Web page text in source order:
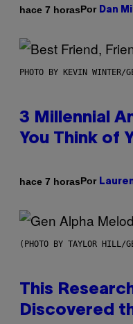
hace 7 horasPor Dan
PHOTO BY KEVIN WINTER/
3 Millennial
You Think of
hace 7 horasPor
(PHOTO BY TAYLOR HILL/
This
Discovered